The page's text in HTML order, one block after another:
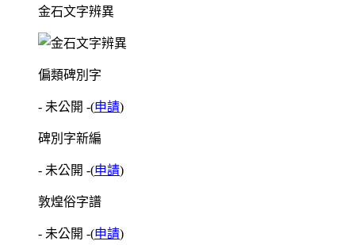
金石文字辨異
偏類碑別字
- 未公開 -(申請)
碑別字新編
- 未公開 -(申請)
敦煌俗字譜
- 未公開 -(申請)